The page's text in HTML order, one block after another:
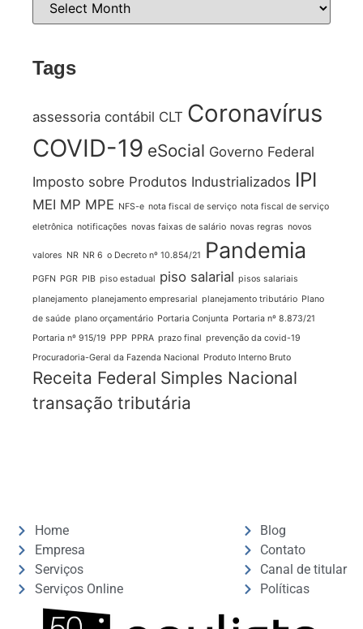
Tags
assessoria contábil CLT Coronavírus
COVID-19 eSocial Governo Federal
Imposto sobre Produtos Industrializados IPI
MEI MP MPE NFS-e nota fiscal de serviço nota fiscal de serviço
eletrônica notificações novas faixas de salário novas regras novos
valores NR NR 6 o Decreto nº 10.854/21 Pandemia
PGFN PGR PIB piso estadual piso salarial pisos salariais
planejamento planejamento empresarial planejamento tributário Plano
de saúde plano orçamentário Portaria Conjunta Portaria nº 8.873/21
Portaria nº 915/19 PPP PPRA prazo final prevenção da covid-19
Procuradoria-Geral da Fazenda Nacional Produto Interno Bruto
Receita Federal Simples Nacional
transação tributária
Home
Empresa
Serviços
Serviços Online
Blog
Contato
Canal de titular
Políticas